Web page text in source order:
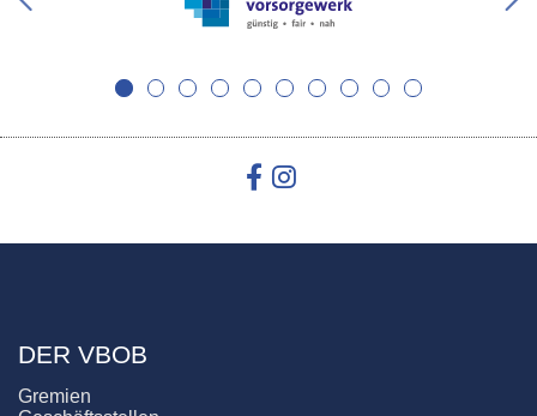
DER VBOB
Gremien